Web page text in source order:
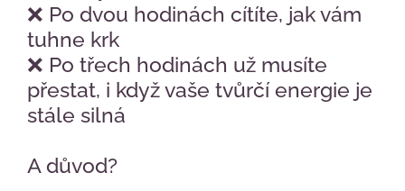
❌ Po dvou hodinách cítíte, jak vám
tuhne krk
❌ Po třech hodinách už musíte
přestat, i když vaše tvůrčí energie je
stále silná
A důvod?